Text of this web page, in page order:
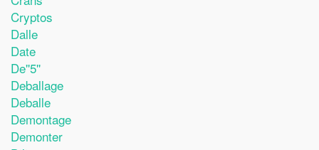
Cryptos
Dalle
Date
De''5''
Deballage
Deballe
Demontage
Demonter